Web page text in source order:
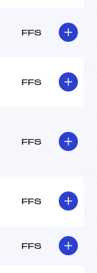
FFS
FFS
FFS
FFS
FFS